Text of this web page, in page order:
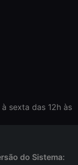
sexta das 12h às
do Sistema: